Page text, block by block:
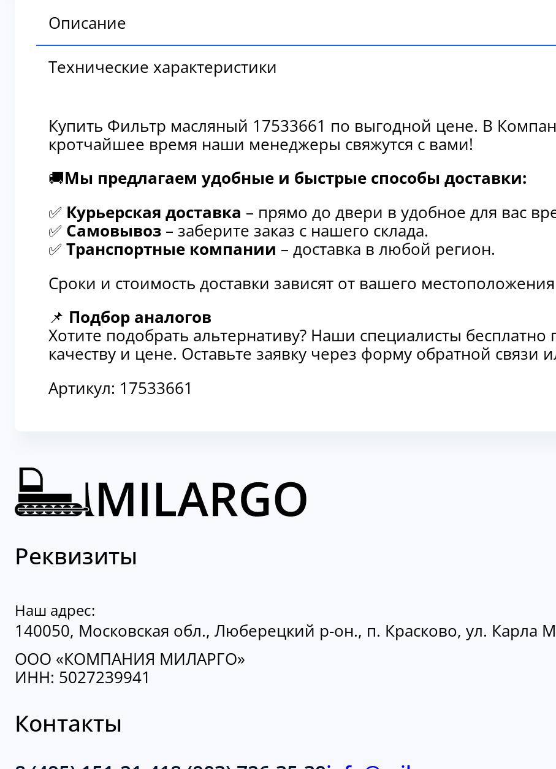
Описание
Технические характеристики
Купить Фильтр масляный 17533661 по выгодной цене. В
кротчайшее время наши менеджеры свяжутся с вами!
🚚Мы предлагаем удобные и быстрые способы доставки:
✅ Курьерская доставка – прямо до двери в удобное для вас
✅ Самовывоз – заберите заказ с нашего склада.
✅ Транспортные компании – доставка в любой регион.
Сроки и стоимость доставки зависят от вашего
📌 Подбор аналогов
Хотите подобрать альтернативу? Наши специалисты
качеству и цене. Оставьте заявку через форму обратной
Артикул: 17533661
Реквизиты
Наш адрес:
140050, Московская обл., Люберецкий р-он., п. Красково, ул. Карла
ООО «КОМПАНИЯ МИЛАРГО»
ИНН: 5027239941
Контакты